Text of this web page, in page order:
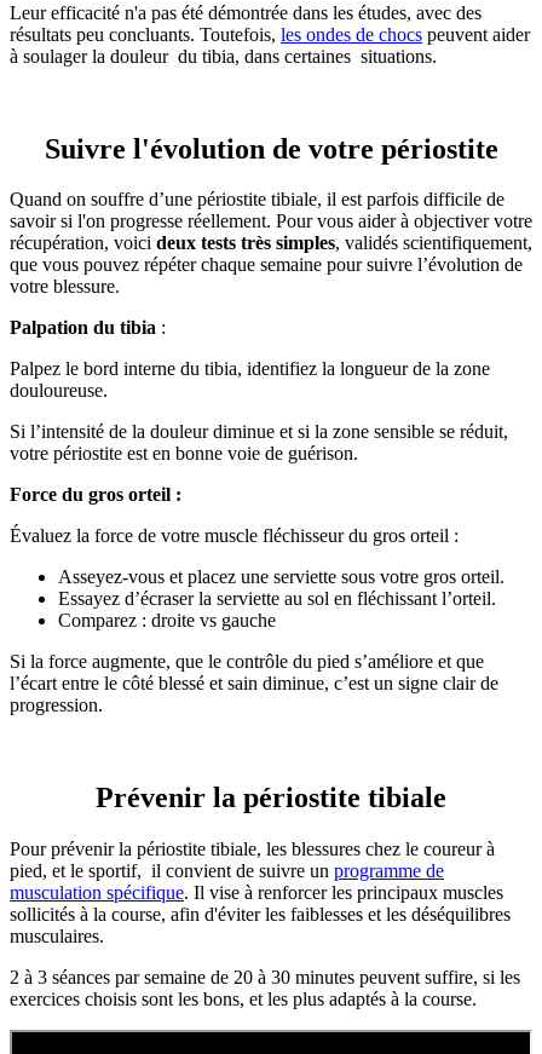
Leur efficacité n'a pas été démontrée dans les études, avec des
résultats peu concluants. Toutefois, les ondes de chocs peuvent aider
à soulager la douleur du tibia, dans certaines situations.
Suivre l'évolution de votre périostite
Quand on souffre d’une périostite tibiale, il est parfois difficile de
savoir si l'on progresse réellement. Pour vous aider à objectiver votre
récupération, voici deux tests très simples, validés scientifiquement,
que vous pouvez répéter chaque semaine pour suivre l’évolution de
votre blessure.
Palpation du tibia :
Palpez le bord interne du tibia, identifiez la longueur de la zone
douloureuse.
Si l’intensité de la douleur diminue et si la zone sensible se réduit,
votre périostite est en bonne voie de guérison.
Force du gros orteil :
Évaluez la force de votre muscle fléchisseur du gros orteil :
Asseyez-vous et placez une serviette sous votre gros orteil.
Essayez d’écraser la serviette au sol en fléchissant l’orteil.
Comparez : droite vs gauche
Si la force augmente, que le contrôle du pied s’améliore et que
l’écart entre le côté blessé et sain diminue, c’est un signe clair de
progression.
Prévenir la périostite tibiale
Pour prévenir la périostite tibiale, les blessures chez le coureur à
pied, et le sportif, il convient de suivre un programme de
musculation spécifique. Il vise à renforcer les principaux muscles
sollicités à la course, afin d'éviter les faiblesses et les déséquilibres
musculaires.
2 à 3 séances par semaine de 20 à 30 minutes peuvent suffire, si les
exercices choisis sont les bons, et les plus adaptés à la course.